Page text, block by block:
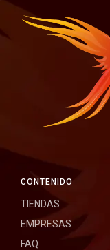
CONTENIDO
TIENDAS
EMPRESAS
FAQ